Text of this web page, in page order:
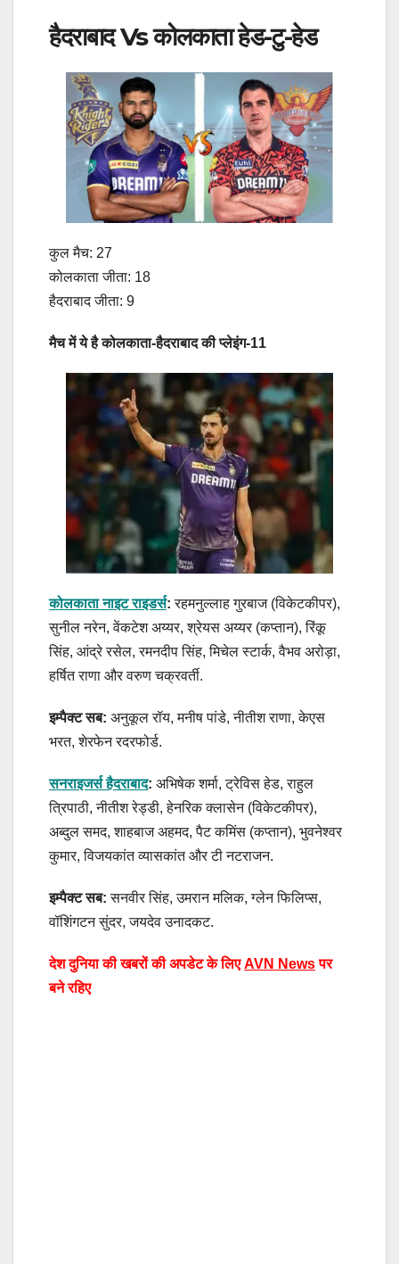
हैदराबाद Vs कोलकाता हेड-टु-हेड
कुल मैच: 27
कोलकाता जीता: 18
हैदराबाद जीता: 9
मैच में ये है कोलकाता-हैदराबाद की प्लेइंग-11
कोलकाता नाइट राइडर्स: रहमनुल्लाह गुरबाज (विकेटकीपर),
सुनील नरेन, वेंकटेश अय्यर, श्रेयस अय्यर (कप्तान), रिंकू
सिंह, आंद्रे रसेल, रमनदीप सिंह, मिचेल स्टार्क, वैभव अरोड़ा,
हर्षित राणा और वरुण चक्रवर्ती.
इम्पैक्ट सब: अनुकूल रॉय, मनीष पांडे, नीतीश राणा, केएस
भरत, शेरफेन रदरफोर्ड.
सनराइजर्स हैदराबाद: अभिषेक शर्मा, ट्रेविस हेड, राहुल
त्रिपाठी, नीतीश रेड्डी, हेनरिक क्लासेन (विकेटकीपर),
अब्दुल समद, शाहबाज अहमद, पैट कमिंस (कप्तान), भुवनेश्वर
कुमार, विजयकांत व्यासकांत और टी नटराजन.
इम्पैक्ट सब: सनवीर सिंह, उमरान मलिक, ग्लेन फिलिप्स,
वॉशिंगटन सुंदर, जयदेव उनादकट.
देश दुनिया की खबरों की अपडेट के लिएAVN Newsपर
बने रहिए